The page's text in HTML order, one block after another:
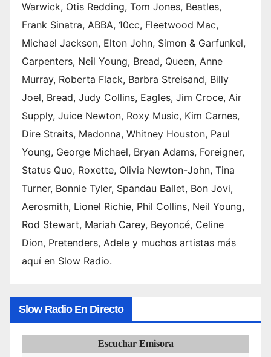
Warwick, Otis Redding, Tom Jones, Beatles,
Frank Sinatra, ABBA, 10cc, Fleetwood Mac,
Michael Jackson, Elton John, Simon & Garfunkel,
Carpenters, Neil Young, Bread, Queen, Anne
Murray, Roberta Flack, Barbra Streisand, Billy
Joel, Bread, Judy Collins, Eagles, Jim Croce, Air
Supply, Juice Newton, Roxy Music, Kim Carnes,
Dire Straits, Madonna, Whitney Houston, Paul
Young, George Michael, Bryan Adams, Foreigner,
Status Quo, Roxette, Olivia Newton-John, Tina
Turner, Bonnie Tyler, Spandau Ballet, Bon Jovi,
Aerosmith, Lionel Richie, Phil Collins, Neil Young,
Rod Stewart, Mariah Carey, Beyoncé, Celine
Dion, Pretenders, Adele y muchos artistas más
aquí en Slow Radio.
Slow Radio En Directo
Escuchar Emisora